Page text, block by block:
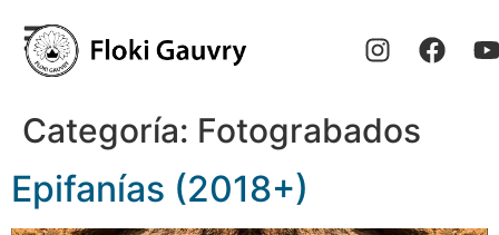
Categoría: Fotograbados
Epifanías (2018+)